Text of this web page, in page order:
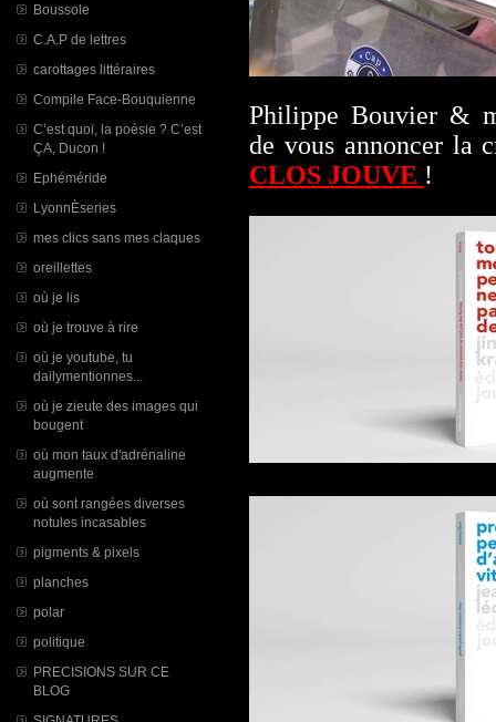
Boussole
C.A.P de lettres
carottages littéraires
Compile Face-Bouquienne
C’est quoi, la poésie ? C’est
ÇA, Ducon !
Ephéméride
LyonnÈseries
mes clics sans mes claques
oreillettes
où je lis
où je trouve à rire
où je youtube, tu
dailymentionnes...
où je zieute des images qui
bougent
où mon taux d'adrénaline
augmente
où sont rangées diverses
notules incasables
pigments & pixels
planches
polar
politique
PRECISIONS SUR CE
BLOG
Philippe Bouvier &
de vous annoncer la
CLOS JOUVE !